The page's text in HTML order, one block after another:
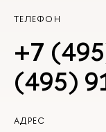
ТЕЛЕФОН
+7
(495)
АДРЕС